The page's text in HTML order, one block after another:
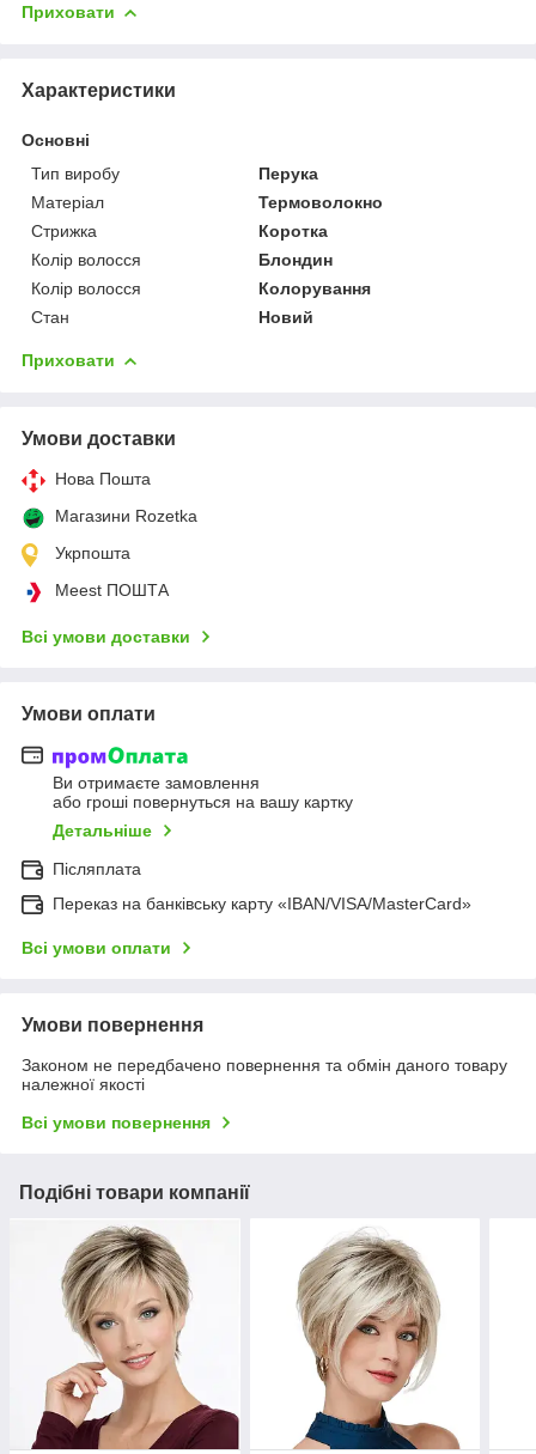
Приховати
Характеристики
Основні
Тип виробу
Перука
Матеріал
Термоволокно
Стрижка
Коротка
Колір волосся
Блондин
Колір волосся
Колорування
Стан
Новий
Приховати
Умови доставки
Нова Пошта
Магазини Rozetka
Укрпошта
Meest ПОШТА
Всі умови доставки
Умови оплати
Ви отримаєте замовлення
або гроші повернуться на вашу картку
Детальніше
Післяплата
Переказ на банківську карту «IBAN/VISA/MasterCard»
Всі умови оплати
Умови повернення
Законом не передбачено повернення та обмін даного товару
належної якості
Всі умови повернення
Подібні товари компанії